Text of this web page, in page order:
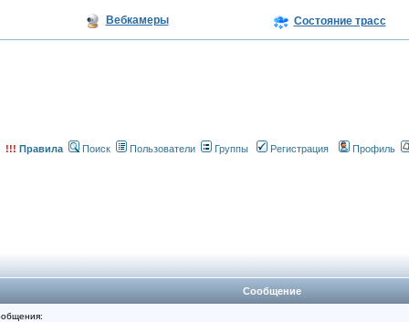
Вебкамеры Состояние трасс
!!! Правила Поиск Пользователи Группы Регистрация Профиль
Сообщение